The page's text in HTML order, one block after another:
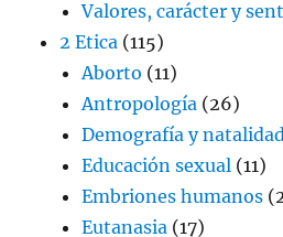
Valores, carácter y
2 Etica (115)
Aborto (11)
Antropología (26)
Demografía y natalidad
Educación sexual (11)
Embriones humanos
Eutanasia (17)